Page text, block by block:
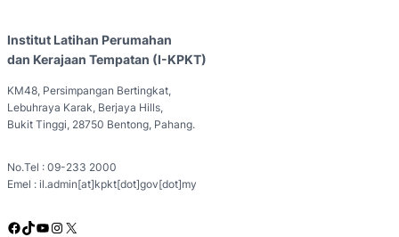
Institut Latihan Perumahan
dan Kerajaan Tempatan (I-KPKT)
KM48, Persimpangan Bertingkat,
Lebuhraya Karak, Berjaya Hills,
Bukit Tinggi, 28750 Bentong, Pahang.
No.Tel : 09-233 2000
Emel : il.admin[at]kpkt[dot]gov[dot]my
Facebook TikTok YouTube Instagram X